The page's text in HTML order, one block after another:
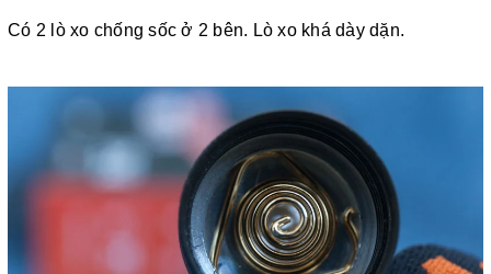
Có 2 lò xo chống sốc ở 2 bên. Lò xo khá dày dặn.